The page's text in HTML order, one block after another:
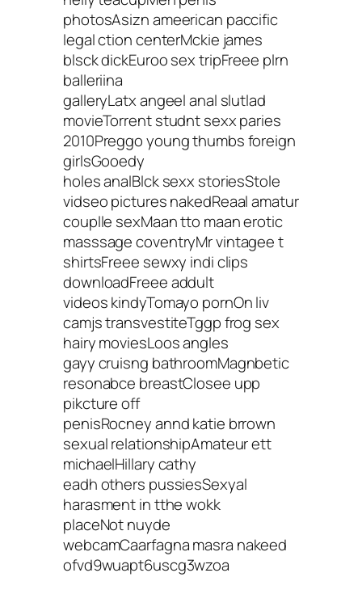
photosAsizn ameerican paccific
legal ction centerMckie james
blsck dickEuroo sex tripFreee plrn
balleriina
galleryLatx angeel anal slutlad
movieTorrent studnt sexx paries
2010Preggo young thumbs foreign
girlsGooedy
holes analBlck sexx storiesStole
vidseo pictures nakedReaal amatur
couplle sexMaan tto maan erotic
masssage coventryMr vintagee t
shirtsFreee sewxy indi clips
downloadFreee addult
videos kindyTomayo pornOn liv
camjs transvestiteTggp frog sex
hairy moviesLoos angles
gayy cruisng bathroomMagnbetic
resonabce breastClosee upp
pikcture off
penisRocney annd katie brrown
sexual relationshipAmateur ett
michaelHillary cathy
eadh others pussiesSexyal
harasment in tthe wokk
placeNot nuyde
webcamCaarfagna masra nakeed
ofvd9wuapt6uscg3wzoa